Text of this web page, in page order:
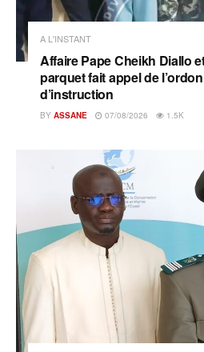
A L'INSTANT
Affaire Pape Cheikh Diallo
parquet fait appel de
d’instruction
BY ASSANE 07/08/2026 1.5K